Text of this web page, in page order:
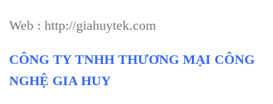
Web : http://giahuytek.com
CÔNG TY TNHH THƯƠNG MẠI CÔNG
NGHỆ GIA HUY